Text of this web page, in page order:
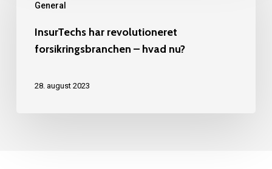
General
revolutioneret
forsikringsbranchen
InsurTechs har revolutioneret
forsikringsbranchen – hvad nu?
28. august 2023